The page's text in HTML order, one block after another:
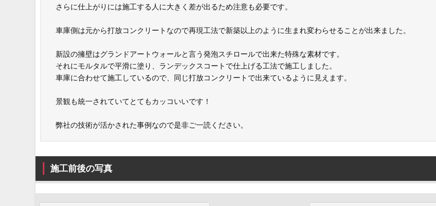
さらに仕上がりには施工する人に大きく差が出るため注意も必要です。
車庫側は元から打放コンクリートなので再現工法で新築以上のように生まれ変わらせることが出来ました。
新設の擁壁はグランドアートウォールと言う発泡スチロールで出来た特殊な素材です。
それにモルタルで平滑に塗り、ランデックスコートで仕上げる工法で施工しました。
車庫に合わせて施工しているので、同じ打放コンクリートで出来ているように見えます。
景観も統一されていてとてもカッコいいです！
弊社の技術が活かされた事例なので是非ご一読ください。
施工前後の写真